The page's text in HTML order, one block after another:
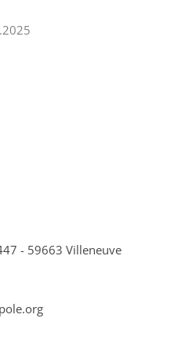
- 59663 Villeneuve